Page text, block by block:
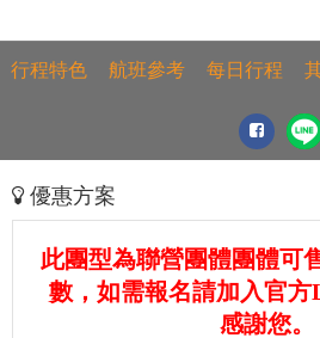
行程特色 航班參考 每日行程
優惠方案
此團型為聯營團體團體可
數，如需報名請加入官方
感謝您。